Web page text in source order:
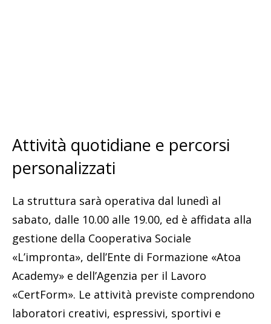
Attività quotidiane e percorsi
personalizzati
La struttura sarà operativa dal lunedì al
sabato, dalle 10.00 alle 19.00, ed è affidata alla
gestione della Cooperativa Sociale
«L’impronta», dell’Ente di Formazione «Atoa
Academy» e dell’Agenzia per il Lavoro
«CertForm». Le attività previste comprendono
laboratori creativi, espressivi, sportivi e